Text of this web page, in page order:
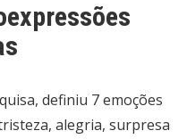
definiu 7 emoções
alegria, surpresa